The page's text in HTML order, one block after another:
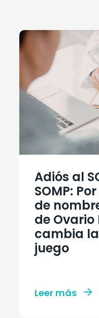
Adiós al
SOMP:
de
de
cambia
juego
Leer más